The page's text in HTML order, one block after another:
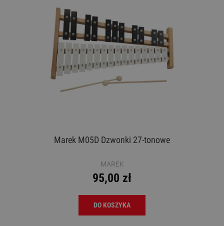
Marek M05D Dzwonki 27-tonowe
MAREK
95,00 zł
DO KOSZYKA